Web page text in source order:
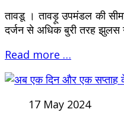
तावडू । तावड़ू उपमंडल की
दर्जन से अधिक बुरी तरह झुलस
Read more …
17 May 2024